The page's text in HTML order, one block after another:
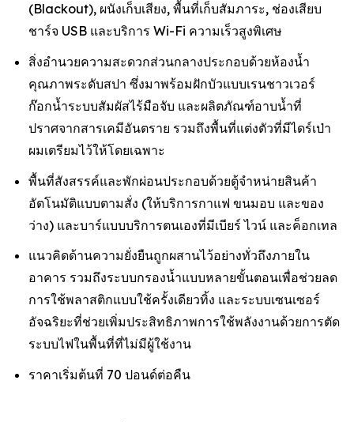
(Blackout), ผนังเก็บเสียง, พื้นที่เก็บสัมภาระ, ช่องเสียบ
ชาร์จ USB และบริการ Wi-Fi ความเร็วสูงพิเศษ
สิ่งอำนวยความสะดวกส่วนกลางประกอบด้วยห้องน้ำ
คุณภาพระดับสปา ซึ่งมาพร้อมฝักบัวแบบเรนชาวเวอร์
ก๊อกน้ำระบบสัมผัสไร้มือจับ และผลิตภัณฑ์อาบน้ำที่
ปราศจากสารเคมีอันตราย รวมถึงพื้นที่แต่งตัวที่มีไดร์เป่า
ผมเตรียมไว้ให้โดยเฉพาะ
พื้นที่สังสรรค์และพักผ่อนประกอบด้วยตู้จำหน่ายสินค้า
อัตโนมัติแบบตามสั่ง (ให้บริการกาแฟ ขนมอบ และของ
ว่าง) และบาร์แบบบริการตนเองที่มีเบียร์ ไวน์ และค็อกเทล
แนวคิดด้านความยั่งยืนถูกผสานไว้อย่างทั่วถึงภายใน
อาคาร รวมถึงระบบกรองน้ำแบบหลายขั้นตอนเพื่อช่วยลด
การใช้พลาสติกแบบใช้ครั้งเดียวทิ้ง และระบบเซนเซอร์
อัจฉริยะที่ช่วยเพิ่มประสิทธิภาพการใช้พลังงานด้วยการตัด
ระบบไฟในพื้นที่ที่ไม่มีผู้ใช้งาน
ราคาเริ่มต้นที่ 70 ปอนด์ต่อคืน